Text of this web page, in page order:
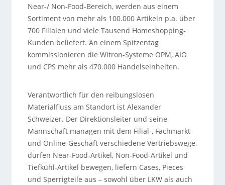
Near-/ Non-Food-Bereich, werden aus einem
Sortiment von mehr als 100.000 Artikeln p.a. über
700 Filialen und viele Tausend Homeshopping-
Kunden beliefert. An einem Spitzentag
kommissionieren die Witron-Systeme OPM, AIO
und CPS mehr als 470.000 Handelseinheiten.
Verantwortlich für den reibungslosen
Materialfluss am Standort ist Alexander
Schweizer. Der Direktionsleiter und seine
Mannschaft managen mit dem Filial-, Fachmarkt-
und Online-Geschäft verschiedene Vertriebswege,
dürfen Near-Food-Artikel, Non-Food-Artikel und
Tiefkühl-Artikel bewegen, liefern Cases, Pieces
und Sperrigteile aus – sowohl über LKW als auch